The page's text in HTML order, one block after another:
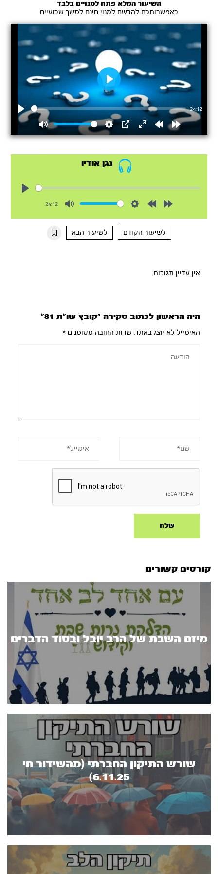
השיעור המלא פתח למנויים בלבד
באפשרותכם להרשם למנוי חינם למשך שבועיים
Play
24:12
Mute Settings
PIP
EnterRewindForward
Play
נגן אודיו
24:12
10s
10s
לשיעור הקודם
לשיעור הבא
אין עדיין תגובות.
היה הראשון לכתוב סקירה “קובץ שו”ת 81”
האימייל לא יוצג באתר. שדות החובה מסומנים*
קורסים קשורים
מיזם השבת של הרב יובל ובסוד הדברים
שורש התיקון החברתי (מהשידור חי
6.11.25)